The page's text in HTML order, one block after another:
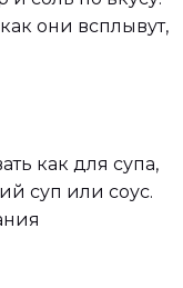
они всплывут,
как для супа,
суп или соус.